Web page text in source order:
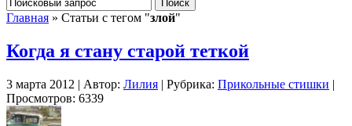
Главная » Статьи с тегом "злой"
Когда я стану старой теткой
3 марта 2012 | Автор: Лилия | Рубрика: Прикольные стишки |
Просмотров: 6339